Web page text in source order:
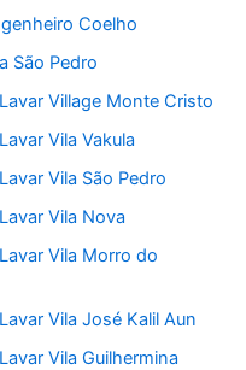
Coelho
São Pedro
Village Monte Cristo
Vila Vakula
Vila São Pedro
Vila Nova
Vila Morro do
Vila José Kalil Aun
Vila Guilhermina